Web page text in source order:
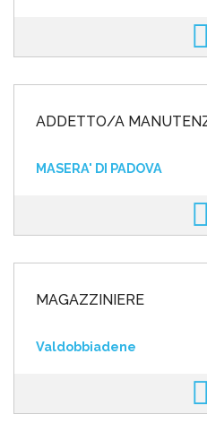
ADDETTO/A
MASERA' DI PADOVA
MAGAZZINIERE
Valdobbiadene